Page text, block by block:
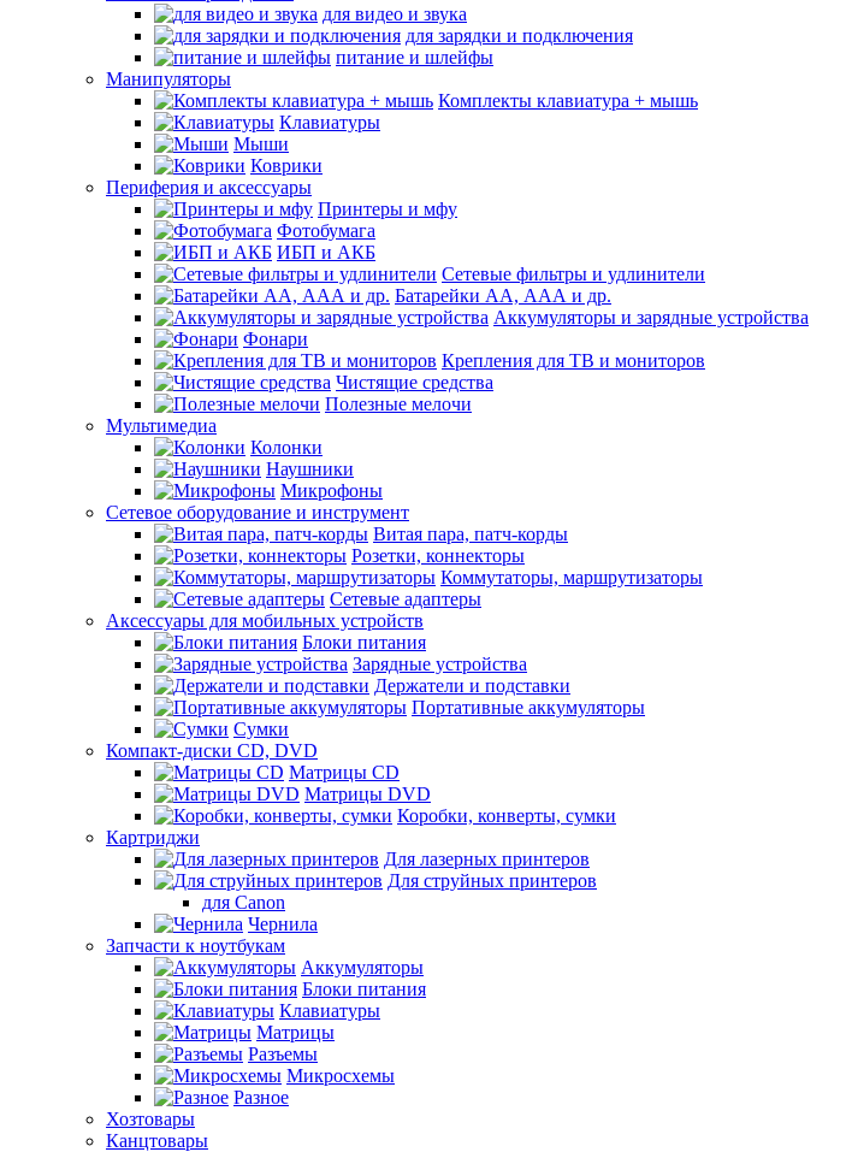
для видео и звука
для зарядки и подключения
питание и шлейфы
Манипуляторы
Комплекты клавиатура + мышь
Клавиатуры
Мыши
Коврики
Периферия и аксессуары
Принтеры и мфу
Фотобумага
ИБП и АКБ
Сетевые фильтры и удлинители
Батарейки АА, ААА и др.
Аккумуляторы и зарядные устройства
Фонари
Крепления для ТВ и мониторов
Чистящие средства
Полезные мелочи
Мультимедиа
Колонки
Наушники
Микрофоны
Сетевое оборудование и инструмент
Витая пара, патч-корды
Розетки, коннекторы
Коммутаторы, маршрутизаторы
Сетевые адаптеры
Аксессуары для мобильных устройств
Блоки питания
Зарядные устройства
Держатели и подставки
Портативные аккумуляторы
Сумки
Компакт-диски CD, DVD
Матрицы CD
Матрицы DVD
Коробки, конверты, сумки
Картриджи
Для лазерных принтеров
Для струйных принтеров
для Canon
Чернила
Запчасти к ноутбукам
Аккумуляторы
Блоки питания
Клавиатуры
Матрицы
Разъемы
Микросхемы
Разное
Хозтовары
Канцтовары